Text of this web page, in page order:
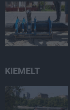
KIEMELT